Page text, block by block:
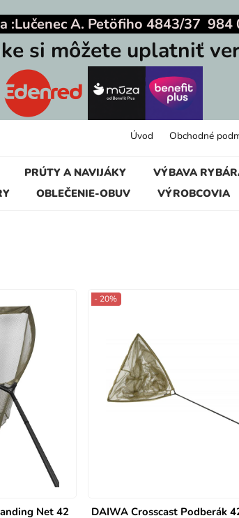
:Lučenec A. Petöfiho 4843/37 984
si môžete uplatniť
PRÚTY A NAVIJÁKY VÝBAVA
OBLEČENIE-OBUV VÝROBCOVIA
Úvod Obchodné
Net 42
DAIWA Crosscast Podberák
- 20%